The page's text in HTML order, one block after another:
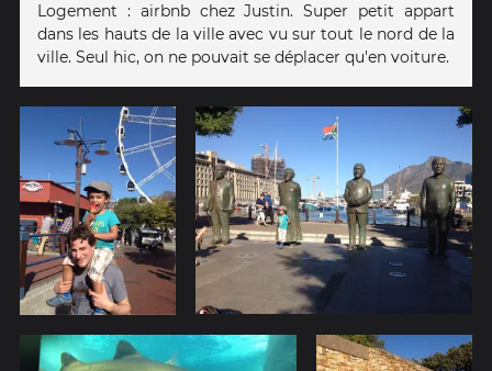
Logement : airbnb chez Justin. Super petit appart
dans les hauts de la ville avec vu sur tout le nord de la
ville. Seul hic, on ne pouvait se déplacer qu'en voiture.